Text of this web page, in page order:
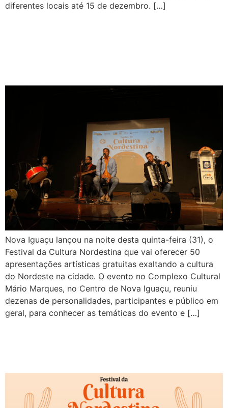
diferentes locais até 15 de dezembro. […]
Nova Iguaçu lançou na noite desta quinta-feira (31), o
Festival da Cultura Nordestina que vai oferecer 50
apresentações artísticas gratuitas exaltando a cultura
do Nordeste na cidade. O evento no Complexo Cultural
Mário Marques, no Centro de Nova Iguaçu, reuniu
dezenas de personalidades, participantes e público em
geral, para conhecer as temáticas do evento e […]